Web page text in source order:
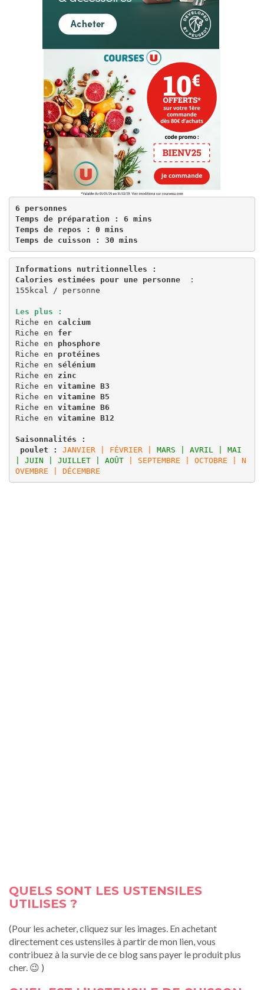
6 personnes
Temps de préparation : 6 mins
Temps de repos : 0 mins
Temps de cuisson : 30 mins
Informations nutritionnelles :
Calories estimées pour une personne
:
155kcal / personne
Les plus :
Riche en calcium
Riche en fer
Riche en phosphore
Riche en protéines
Riche en sélénium
Riche en zinc
Riche en vitamine B3
Riche en vitamine B5
Riche en vitamine B6
Riche en vitamine B12
Saisonnalités :
poulet : JANVIER | FÉVRIER | MARS | AVRIL
| MAI
| JUIN | JUILLET | AOÛT | SEPTEMBRE | OCTOBRE | N
OVEMBRE | DÉCEMBRE
QUELS SONT LES USTENSILES
UTILISES ?
(Pour les acheter, cliquez sur les images. En achetant
directement ces ustensiles à partir de mon lien, vous
contribuez à la survie de ce blog sans payer le produit plus
cher. 😉 )